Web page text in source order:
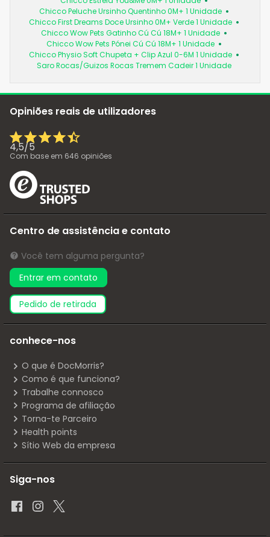
Chicco Peluche Ursinho Quentinho 0M+ 1 Unidade
Chicco First Dreams Doce Ursinho 0M+ Verde 1 Unidade
Chicco Wow Pets Gatinho Cú Cú 18M+ 1 Unidade
Chicco Wow Pets Pónei Cú Cú 18M+ 1 Unidade
Chicco Physio Soft Chupeta + Clip Azul 0-6M 1 Unidade
Saro Rocas/Guizos Rocas Tremem Cadeir 1 Unidade
Opiniões reais de utilizadores
4,5/5
Com base em 646 opiniões
Centro de assistência e contato
Você tem alguma pergunta?
Entrar em contato
pedido de retirada
conhece-nos
O que é DocMorris?
Como é que funciona?
Trabalhe connosco
Programa de afiliação
Torna-te Parceiro
Health points
Sítio Web da empresa
Siga-nos